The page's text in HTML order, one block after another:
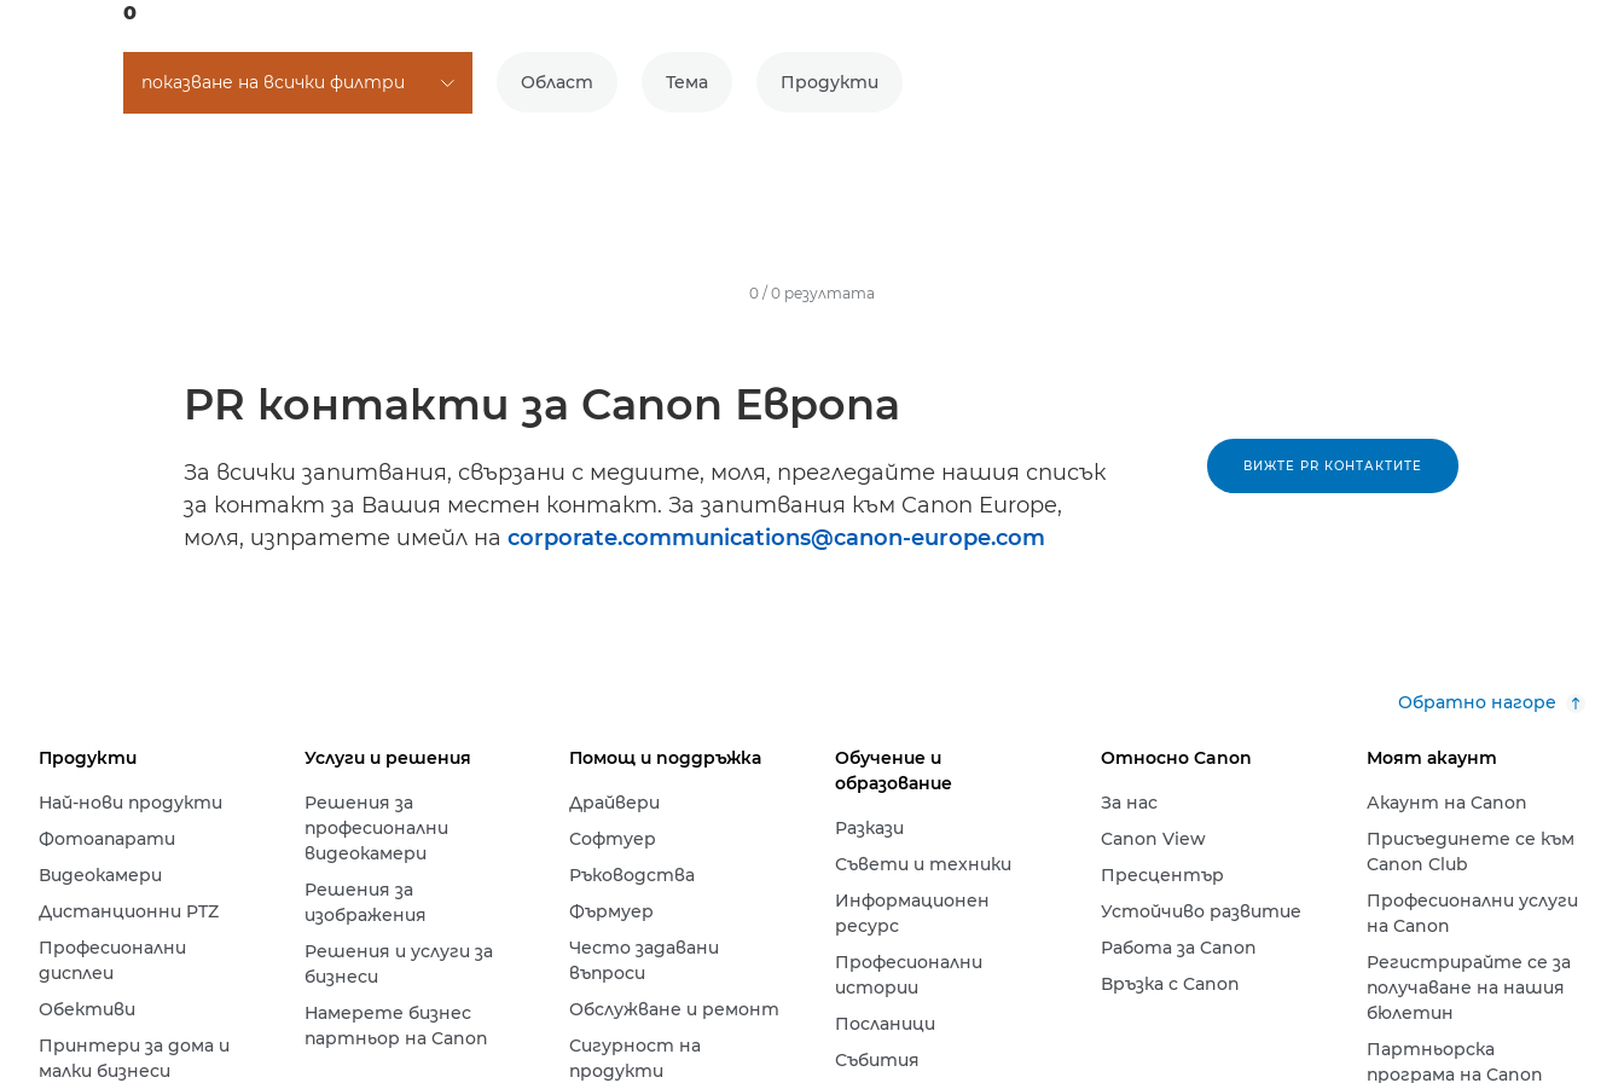
0
показване на всички филтри Област Тема Продукти
0 / 0 резултатa
PR контакти за Canon Европа
За всички запитвания, свързани с медиите, моля, прегледайте нашия списък
за контакт за Вашия местен контакт. За запитвания към Canon Europe,
моля, изпратете имейл на corporate.communications@canon-europe.com
ВИЖТЕ PR КОНТАКТИТЕ
Обратно нагоре
Продукти
Най-нови продукти
Фотоапарати
Видеокамери
Дистанционни PTZ
Професионални
дисплеи
Обективи
Принтери за дома и
малки бизнеси
Услуги и решения
Решения за
професионални
видеокамери
Решения за
изображения
Решения и услуги за
бизнеси
Намерете бизнес
партньор на Canon
Помощ и поддръжка
Драйвери
Софтуер
Ръководства
Фърмуер
Често задавани
въпроси
Обслужване и ремонт
Сигурност на
продукти
Обучение и
образование
Разкази
Съвети и техники
Информационен
ресурс
Професионални
истории
Посланици
Събития
Относно Canon
За нас
Canon View
Пресцентър
Устойчиво развитие
Работа за Canon
Връзка с Canon
Моят акаунт
Акаунт на Canon
Присъединете се към
Canon Club
Професионални услуги
на Canon
Регистрирайте се за
получаване на нашия
бюлетин
Партньорска
програма на Canon